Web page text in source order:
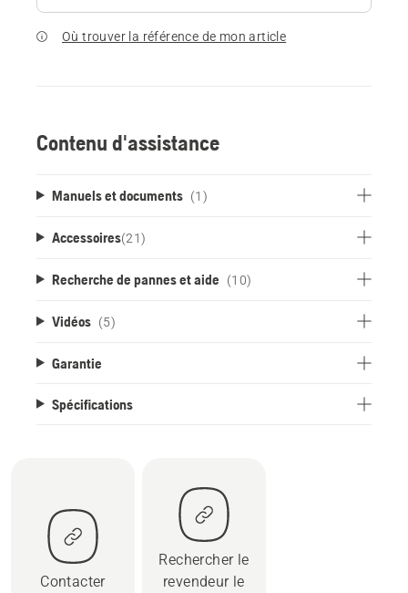
Où trouver la référence de mon article
Contenu d'assistance
Manuels et documents (1)
Accessoires(21)
Recherche de pannes et aide (10)
Vidéos (5)
Garantie
Spécifications
Contacter
Rechercher le
revendeur le